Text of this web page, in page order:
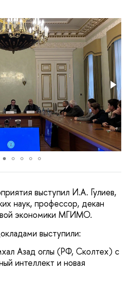
выступил И.А. Гулиев,
наук, профессор, декан
экономики МГИМО.
выступили:
Азад оглы (РФ, Сколтех) с
интеллект и новая